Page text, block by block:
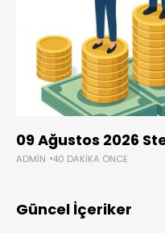
09 Ağustos 2026
ADMIN 40 DAKIKA ÖNCE
Güncel İçeriker